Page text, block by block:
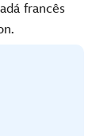
francês